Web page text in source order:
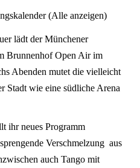
(Alle anzeigen)
lädt der Münchener
Brunnenhof Open Air im
Abenden mutet die vielleicht
Stadt wie eine südliche Arena
ihr neues Programm
Verschmelzung aus
auch Tango mit